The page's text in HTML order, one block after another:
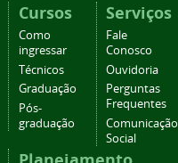
Cursos
Como
ingressar
Técnicos
Graduação
Pós-
graduação
Serviços
Fale
Conosco
Ouvidoria
Perguntas
Frequentes
Comunicação
Social